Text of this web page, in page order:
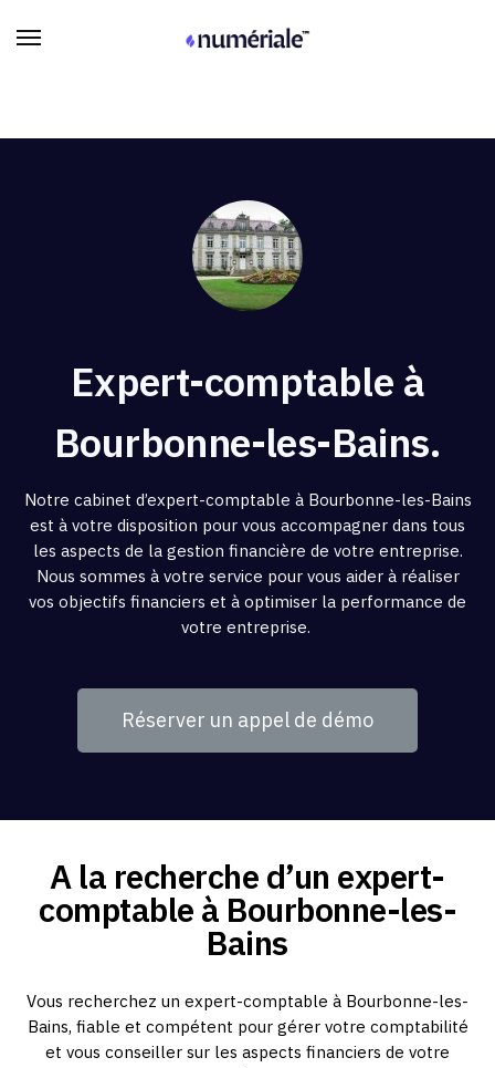
Expert-comptable à
Bourbonne-les-Bains.
Notre cabinet d’expert-comptable à Bourbonne-les-Bains
est à votre disposition pour vous accompagner dans tous
les aspects de la gestion financière de votre entreprise.
Nous sommes à votre service pour vous aider à réaliser
vos objectifs financiers et à optimiser la performance de
votre entreprise.
Réserver un appel de démo
A la recherche d’un expert-
comptable à Bourbonne-les-
Bains
Vous recherchez un expert-comptable à Bourbonne-les-
Bains, fiable et compétent pour gérer votre comptabilité
et vous conseiller sur les aspects financiers de votre